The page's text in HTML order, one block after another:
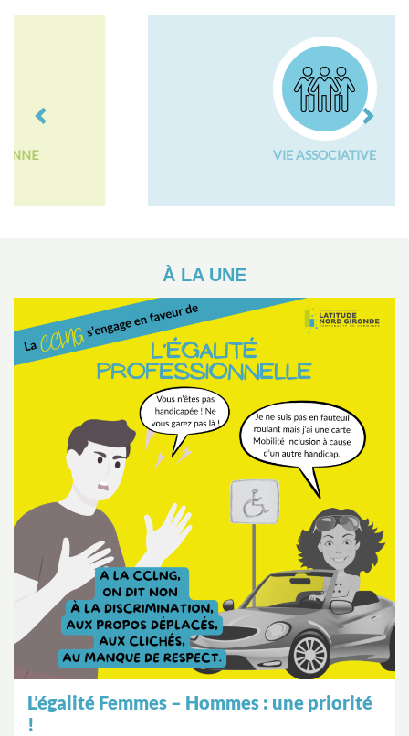
À LA UNE
L’égalité Femmes – Hommes : une priorité
!